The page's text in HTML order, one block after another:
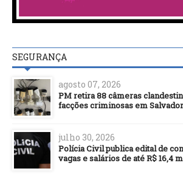
SEGURANÇA
agosto 07, 2026
PM retira 88 câmeras
facções criminosas em Salvador
julho 30, 2026
Polícia Civil publica edital de
vagas e salários de até R$ 16,4